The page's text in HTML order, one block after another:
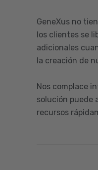
GeneXus no
los clientes se
adicionales
la creación de
Nos complace
solución puede
recursos